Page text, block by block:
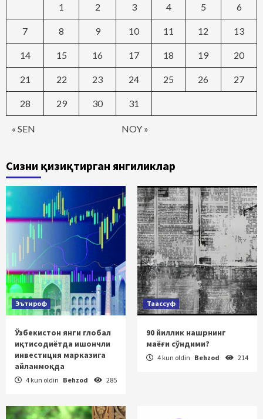
« SEN NOY »
1 2 3 4 5 6
7 8 9 10 11 12 13
14 15 16 17 18 19 20
21 22 23 24 25 26 27
28 29 30 31
Сизни қизиқтирган янгиликлар
Эътироф
Ўзбекистон янги глобал
иқтисодиётда ишончли
инвестиция марказига
айланмоқда
4 kun oldin Behzod 285
Таассуф
90 йиллик нашрнинг
маёғи сўндими?
4 kun oldin Behzod 214